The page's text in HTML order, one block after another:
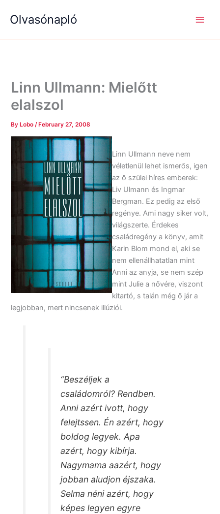
Olvasónapló
Linn Ullmann: Mielőtt
elalszol
By Lobo/ February 27, 2008
Linn Ullmann neve nem
véletlenül lehet ismerős, igen
az ő szülei híres emberek:
Liv Ulmann és Ingmar
Bergman. Ez pedig az első
regénye. Ami nagy siker volt,
világszerte. Érdekes
családregény a könyv, amit
Karin Blom mond el, aki se
nem ellenállhatatlan mint
Anni az anyja, se nem szép
mint Julie a nővére, viszont
kitartó, s talán még ő jár a
legjobban, mert nincsenek illúziói.
“Beszéljek a
családomról? Rendben.
Anni azért ivott, hogy
felejtssen. Én azért, hogy
boldog legyek. Apa
azért, hogy kibírja.
Nagymama aazért, hogy
jobban aludjon éjszaka.
Selma néni azért, hogy
képes legyen egyre
e
a
é
g
k
é
g
k